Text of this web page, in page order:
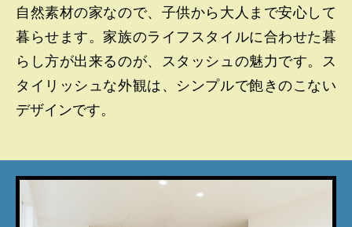
自然素材の家なので、子供から大人まで安心して
暮らせます。家族のライフスタイルに合わせた暮
らし方が出来るのが、スタッシュの魅力です。ス
タイリッシュな外観は、シンプルで飽きのこない
デザインです。